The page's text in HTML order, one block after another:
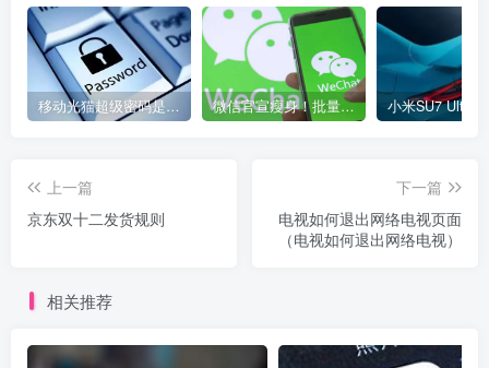
移动光猫超级密码是多少？移动光猫超级管理员后台账号与密码 微信官宣瘦身！批量清理原图新功能来了 安卓、iOS均可使用
上一篇
京东双十二发货规则
下一篇
电视如何退出网络电视页面
（电视如何退出网络电视）
相关推荐